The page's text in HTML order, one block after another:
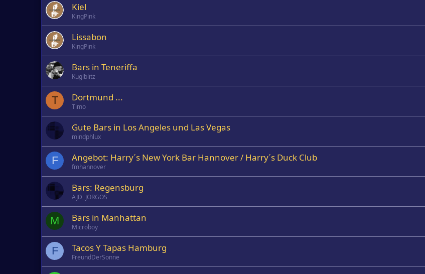
Kiel
KingPink
Lissabon
KingPink
Bars in Teneriffa
Kuglblitz
T Dortmund ...
Timo
Gute Bars in Los Angeles und Las Vegas
mindphlux
F Angebot: Harry´s New York Bar Hannover / Harry´s Duck Club
fmhannover
Bars: Regensburg
AJD_JORGOS
M Bars in Manhattan
Microboy
F Tacos Y Tapas Hamburg
FreundDerSonne